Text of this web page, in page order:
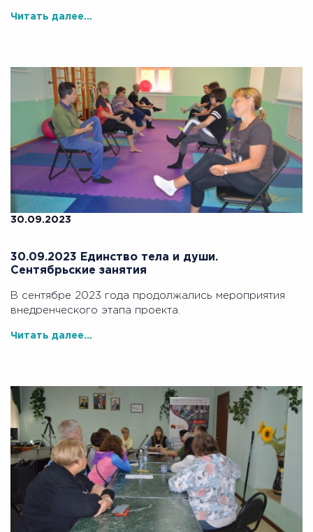
Читать далее...
30.09.2023
30.09.2023 Единство тела и души.
Сентябрьские занятия
В сентябре 2023 года продолжались мероприятия
внедренческого этапа проекта.
Читать далее...